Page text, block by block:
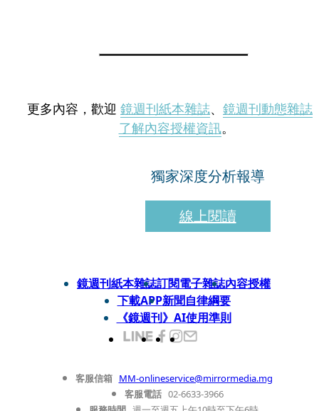
更多內容，歡迎 鏡週刊紙本雜誌、 鏡週刊動態雜誌
了解內容授權資訊。
獨家深度分析報導
線上閱讀
鏡週刊紙本雜誌訂閱電子雜誌內容授權
下載APP新聞自律綱要
《鏡週刊》AI使用準則
客服信箱 MM-onlineservice@mirrormedia.mg
客服電話 02-6633-3966